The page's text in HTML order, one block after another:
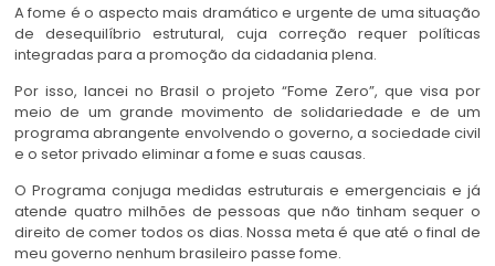
A fome é o aspecto mais dramático e urgente de uma situação
de desequilíbrio estrutural, cuja correção requer políticas
integradas para a promoção da cidadania plena.
Por isso, lancei no Brasil o projeto “Fome Zero”, que visa por
meio de um grande movimento de solidariedade e de um
programa abrangente envolvendo o governo, a sociedade civil
e o setor privado eliminar a fome e suas causas.
O Programa conjuga medidas estruturais e emergenciais e já
atende quatro milhões de pessoas que não tinham sequer o
direito de comer todos os dias. Nossa meta é que até o final de
meu governo nenhum brasileiro passe fome.